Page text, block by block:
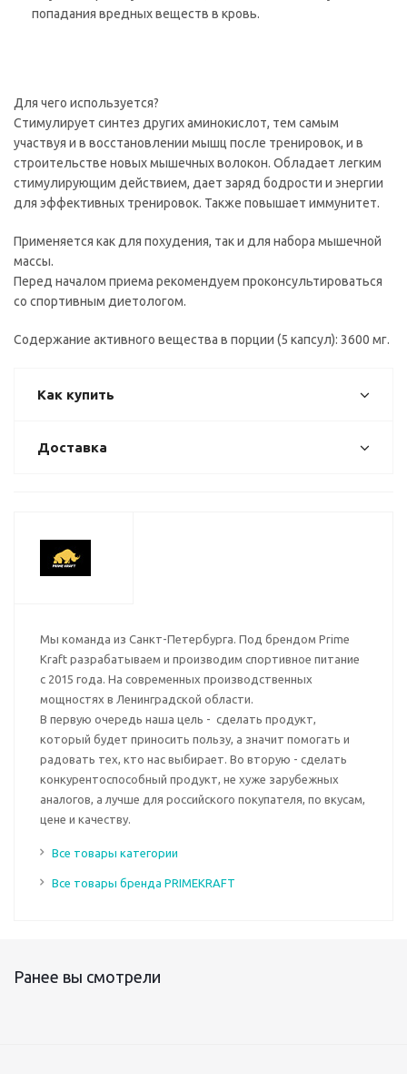
попадания вредных веществ в кровь.
Для чего используется?
Стимулирует синтез других аминокислот, тем самым
участвуя и в восстановлении мышц после тренировок, и в
строительстве новых мышечных волокон. Обладает легким
стимулирующим действием, дает заряд бодрости и энергии
для эффективных тренировок. Также повышает иммунитет.
Применяется как для похудения, так и для набора мышечной
массы.
Перед началом приема рекомендуем проконсультироваться
со спортивным диетологом.
Содержание активного вещества в порции (5 капсул): 3600 мг.
Как купить
Доставка
Мы команда из Санкт-Петербурга. Под брендом Prime
Kraft разрабатываем и производим спортивное питание
с 2015 года. На современных производственных
мощностях в Ленинградской области.
В первую очередь наша цель - сделать продукт,
который будет приносить пользу, а значит помогать и
радовать тех, кто нас выбирает. Во вторую - сделать
конкурентоспособный продукт, не хуже зарубежных
аналогов, а лучше для российского покупателя, по вкусам,
цене и качеству.
Все товары категории
Все товары бренда PRIMEKRAFT
Ранее вы смотрели